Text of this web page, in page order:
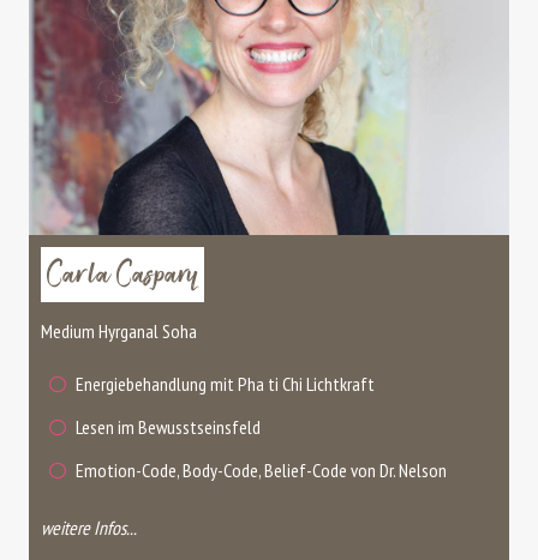
Carla Caspary
Medium Hyrganal Soha
Energiebehandlung mit Pha ti Chi Lichtkraft
Lesen im Bewusstseinsfeld
Emotion-Code, Body-Code, Belief-Code von Dr. Nelson
weitere Infos...